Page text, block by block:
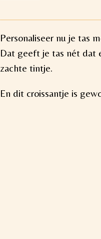
Personaliseer nu je tas
Dat geeft je tas nét dat
zachte tintje.
En dit croissantje is